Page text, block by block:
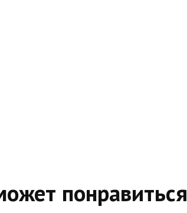
понравиться